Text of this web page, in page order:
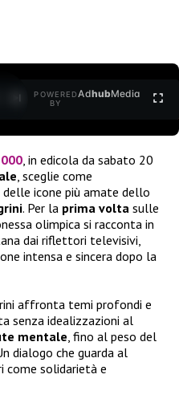
POWERED
BY
AdhubMedia
, in edicola da sabato 20
, sceglie come
delle icone più amate dello
. Per la prima volta sulle
olimpica si racconta in
dai riflettori televisivi,
intensa e sincera dopo la
affronta temi profondi e
senza idealizzazioni al
mentale , fino al peso del
dialogo che guarda al
solidarietà e